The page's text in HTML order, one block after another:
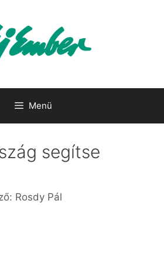
Menü
segítse
Rosdy Pál